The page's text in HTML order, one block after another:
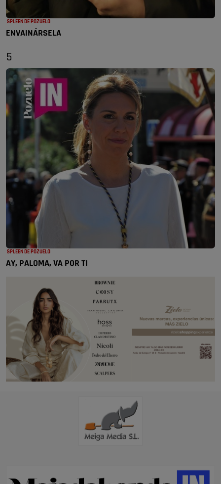
SPLEEN DE POZUELO
ENVAINÁRSELA
5
SPLEEN DE POZUELO
AY, PALOMA, VA POR TI